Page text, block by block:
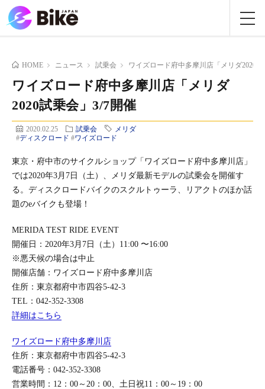
HOME ニュース 試乗会 ワイズロード府中多摩川店「メリダ2020
ワイズロード府中多摩川店「メリダ
2020試乗会」3/7開催
2020.02.25 試乗会 メリダ
#ディスクロード #ワイズロード
東京・府中市のサイクルショップ「ワイズロード府中多摩川店」
では2020年3月7日（土）、メリダ最新モデルの試乗会を開催す
る。ディスクロードバイクのスクルトゥーラ、リアクトのほか話
題のeバイクも登場！
MERIDA TEST RIDE EVENT
開催日：2020年3月7日（土）11:00 〜16:00
※悪天候の場合は中止
開催店舗：ワイズロード府中多摩川店
住所：東京都府中市四谷5-42-3
TEL：042-352-3308
詳細はこちら
ワイズロード府中多摩川店
住所：東京都府中市四谷5-42-3
電話番号：042-352-3308
営業時間：12：00～20：00、土日祝11：00～19：00